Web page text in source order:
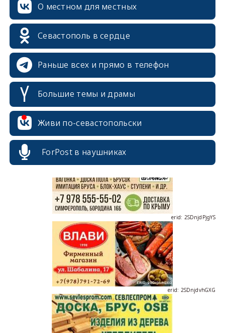
О местном для местных
Севастополь в сердце
Раньше всех и прямо в телефон
Большие темы и драмы
Живи по-севастопольски
ForPost в наушниках
erid: 2SDnjdPjgYS
erid: 2SDnjdvhGXG